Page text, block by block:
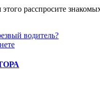
расспросите
водитель?